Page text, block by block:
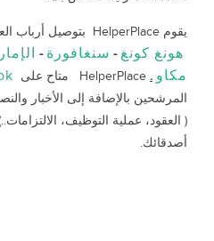
يقوم HelperPlace بتوصيل أرباب العمل بالخادمات في الدول التالية:
هونغ كونغ - سنغافورة -
مكاو .
المرشحين بالإضافة إلى الأخبار
( العقود، عملية التوظيف،
أصدقائك.